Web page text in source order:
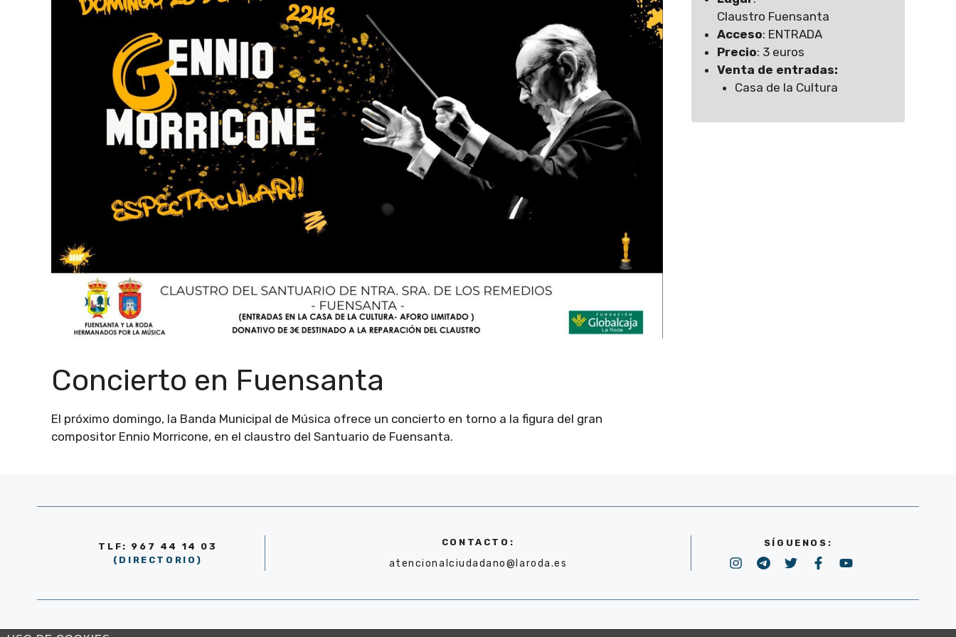
Concierto en Fuensanta
El próximo domingo, la Banda Municipal de Música ofrece un concierto en torno a la figura del gran
compositor Ennio Morricone, en el claustro del Santuario de Fuensanta.
Claustro Fuensanta
Acceso: ENTRADA
Precio: 3 euros
Venta de entradas:
Casa de la Cultura
TLF: 967 44 14 03
(DIRECTORIO)
CONTACTO:
atencionalciudadano@laroda.es
SÍGUENOS:
© AYUNTAMIENTO DE LA RODA 2026